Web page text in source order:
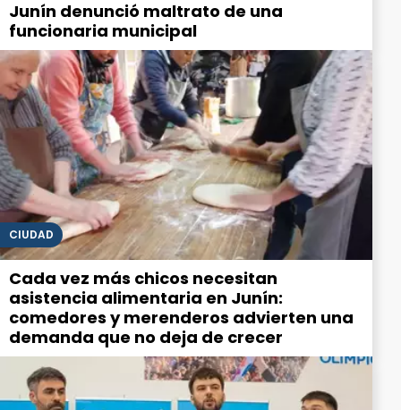
Junín denunció maltrato de una
funcionaria municipal
CIUDAD
Cada vez más chicos necesitan
asistencia alimentaria en Junín:
comedores y merenderos advierten una
demanda que no deja de crecer